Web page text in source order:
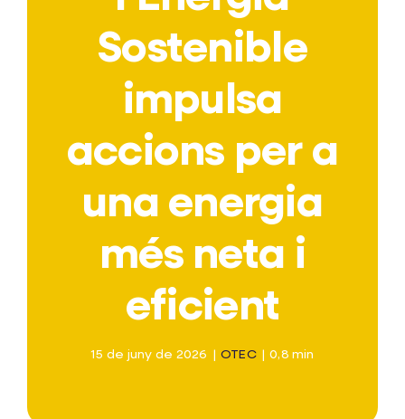
JORNADES TRANSICIÓ ENERGÈTICA
Sostenible
impulsa
accions per a
una energia
més neta i
eficient
15 de juny de 2026 | OTEC | 0,8 min